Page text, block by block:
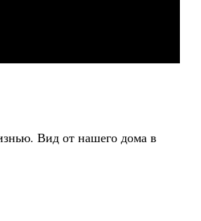
Вид от нашего дома в